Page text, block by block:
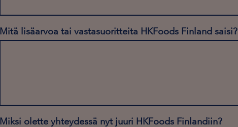
Mitä lisäarvoa tai vastasuoritteita HKFoods Finland saisi?
Miksi olette yhteydessä nyt juuri HKFoods Finlandiin?